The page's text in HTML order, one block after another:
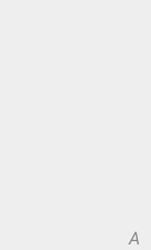
A